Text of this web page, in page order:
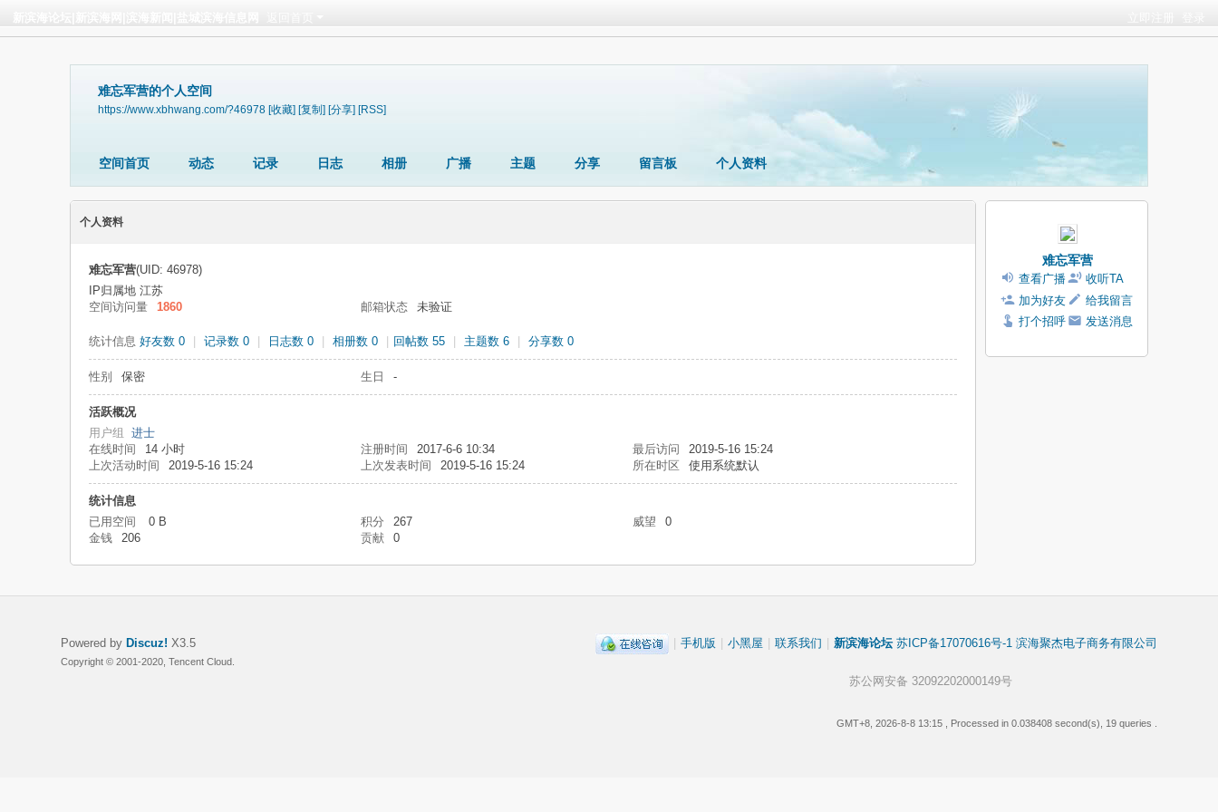
难忘军营的个人空间
https://www.xbhwang.com/?46978 [收藏] [复制] [分享] [RSS]
空间首页 动态 记录 日志 相册 广播 主题 分享 留言板 个人资料
个人资料
难忘军营(UID: 46978)
IP归属地 江苏
空间访问量
1860 邮箱状态 未验证
统计信息 好友数 0 记录数 0 日志数 0 相册数 0 回帖数 55 主题数 6 分享数 0
性别 保密 生日 -
活跃概况
用户组 进士
在线时间
14 小时 注册时间 2017-6-6 10:34 最后访问
2019-5-16 15:24
上次活动时间
2019-5-16 15:24 上次发表时间 2019-5-16 15:24 所在时区 使用系统默认
统计信息
已用空间
0 B 积分 267 威望
0
金钱
206 贡献 0
难忘军营
查看广播
收听TA
加为好友
给我留言
打个招呼
发送消息
手机版 小黑屋 联系我们 新滨海论坛 苏ICP备17070616号-1 滨海聚杰电子商务有限公司
苏公网安备 32092202000149号
GMT+8, 2026-8-8 13:15 , Processed in 0.038408 second(s), 19 queries .
Powered by Discuz! X3.5
Copyright © 2001-2020, Tencent Cloud.